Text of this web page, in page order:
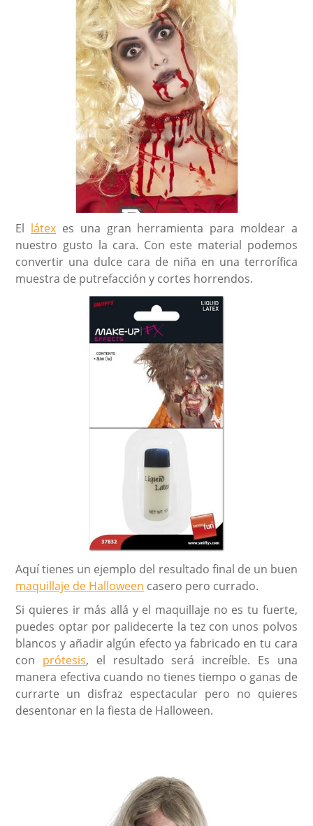
El látex es una gran herramienta para moldear a
nuestro gusto la cara. Con este material podemos
convertir una dulce cara de niña en una terrorífica
muestra de putrefacción y cortes horrendos.
Aquí tienes un ejemplo del resultado final de un buen
maquillaje de Halloween casero pero currado.
Si quieres ir más allá y el maquillaje no es tu fuerte,
puedes optar por palidecerte la tez con unos polvos
blancos y añadir algún efecto ya fabricado en tu cara
con prótesis, el resultado será increíble. Es una
manera efectiva cuando no tienes tiempo o ganas de
currarte un disfraz espectacular pero no quieres
desentonar en la fiesta de Halloween.